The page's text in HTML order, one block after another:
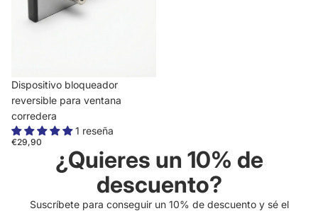
Dispositivo bloqueador
reversible para ventana
corredera
1 reseña
€29,90
¿Quieres un 10% de
descuento?
Suscríbete para conseguir un 10% de descuento y sé el